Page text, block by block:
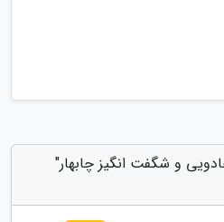
و شگفت انگیز چابهار"